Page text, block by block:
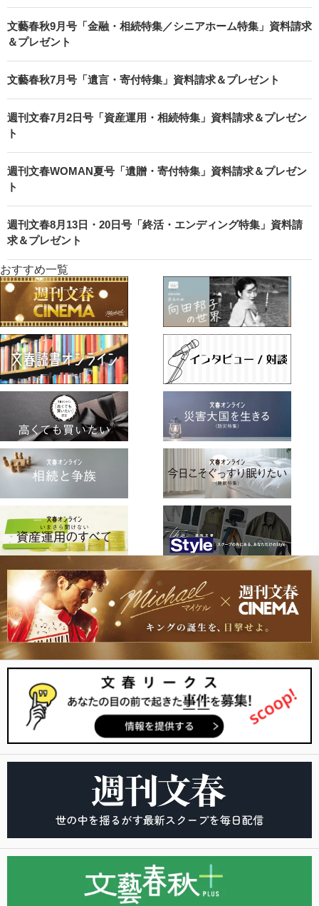
文藝春秋9月号「金融・相続特集／シニアホーム特集」資料請求
＆プレゼント
文藝春秋7月号「遺言・寄付特集」資料請求＆プレゼント
週刊文春7月2日号「資産運用・相続特集」資料請求＆プレゼン
ト
週刊文春WOMAN夏号「遺贈・寄付特集」資料請求＆プレゼン
ト
週刊文春8月13日・20日号「終活・エンディング特集」資料請
求＆プレゼント
おすすめ一覧